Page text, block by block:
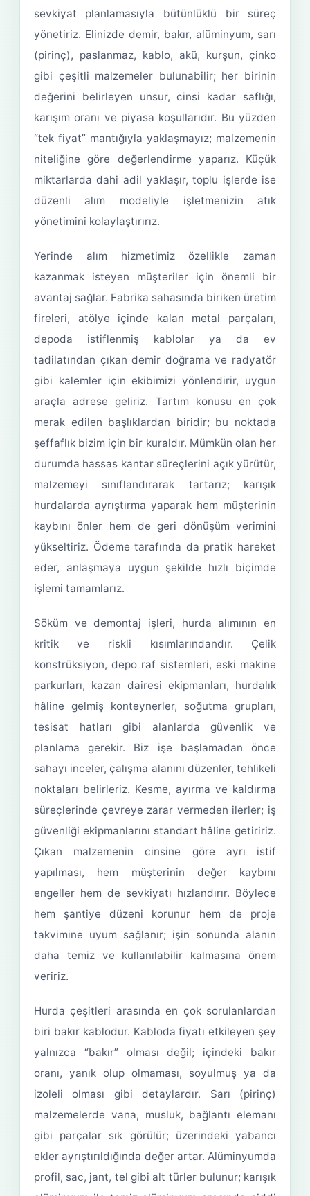
sevkiyat planlamasıyla bütünlüklü bir süreç
yönetiriz. Elinizde demir, bakır, alüminyum, sarı
(pirinç), paslanmaz, kablo, akü, kurşun, çinko
gibi çeşitli malzemeler bulunabilir; her birinin
değerini belirleyen unsur, cinsi kadar saflığı,
karışım oranı ve piyasa koşullarıdır. Bu yüzden
“tek fiyat” mantığıyla yaklaşmayız; malzemenin
niteliğine göre değerlendirme yaparız. Küçük
miktarlarda dahi adil yaklaşır, toplu işlerde ise
düzenli alım modeliyle işletmenizin atık
yönetimini kolaylaştırırız.
Yerinde alım hizmetimiz özellikle zaman
kazanmak isteyen müşteriler için önemli bir
avantaj sağlar. Fabrika sahasında biriken üretim
fireleri, atölye içinde kalan metal parçaları,
depoda istiflenmiş kablolar ya da ev
tadilatından çıkan demir doğrama ve radyatör
gibi kalemler için ekibimizi yönlendirir, uygun
araçla adrese geliriz. Tartım konusu en çok
merak edilen başlıklardan biridir; bu noktada
şeffaflık bizim için bir kuraldır. Mümkün olan her
durumda hassas kantar süreçlerini açık yürütür,
malzemeyi sınıflandırarak tartarız; karışık
hurdalarda ayrıştırma yaparak hem müşterinin
kaybını önler hem de geri dönüşüm verimini
yükseltiriz. Ödeme tarafında da pratik hareket
eder, anlaşmaya uygun şekilde hızlı biçimde
işlemi tamamlarız.
Söküm ve demontaj işleri, hurda alımının en
kritik ve riskli kısımlarındandır. Çelik
konstrüksiyon, depo raf sistemleri, eski makine
parkurları, kazan dairesi ekipmanları, hurdalık
hâline gelmiş konteynerler, soğutma grupları,
tesisat hatları gibi alanlarda güvenlik ve
planlama gerekir. Biz işe başlamadan önce
sahayı inceler, çalışma alanını düzenler, tehlikeli
noktaları belirleriz. Kesme, ayırma ve kaldırma
süreçlerinde çevreye zarar vermeden ilerler; iş
güvenliği ekipmanlarını standart hâline getiririz.
Çıkan malzemenin cinsine göre ayrı istif
yapılması, hem müşterinin değer kaybını
engeller hem de sevkiyatı hızlandırır. Böylece
hem şantiye düzeni korunur hem de proje
takvimine uyum sağlanır; işin sonunda alanın
daha temiz ve kullanılabilir kalmasına önem
veririz.
Hurda çeşitleri arasında en çok sorulanlardan
biri bakır kablodur. Kabloda fiyatı etkileyen şey
yalnızca “bakır” olması değil; içindeki bakır
oranı, yanık olup olmaması, soyulmuş ya da
izoleli olması gibi detaylardır. Sarı (pirinç)
malzemelerde vana, musluk, bağlantı elemanı
gibi parçalar sık görülür; üzerindeki yabancı
ekler ayrıştırıldığında değer artar. Alüminyumda
profil, sac, jant, tel gibi alt türler bulunur; karışık